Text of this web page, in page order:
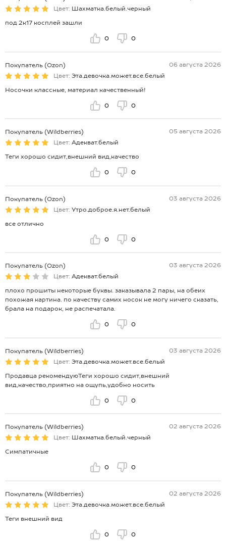
Цвет: Шахматка.белый.черный
под 2к17 косплей зашли
0 0
Покупатель (Ozon)
06 августа 2026
Цвет: Эта.девочка.может.все.белый
Носочки классные, материал качественный!
0 0
Покупатель (Wildberries)
05 августа 2026
Цвет: Адекват.белый
Теги хорошо сидит,внешний вид,качество
0 0
Покупатель (Ozon)
03 августа 2026
Цвет: Утро.доброе.я.нет.белый
все отлично
0 0
Покупатель (Ozon)
03 августа 2026
Цвет: Адекват.белый
плохо прошиты некоторые буквы. заказывала 2 пары, на обеих
похожая картина. по качеству самих носок не могу ничего сказать,
брала на подарок, не распечатала.
0 0
Покупатель (Wildberries)
03 августа 2026
Цвет: Эта.девочка.может.все.белый
Продавца рекомендуюТеги хорошо сидит,внешний
вид,качество,приятно на ощупь,удобно носить
0 0
Покупатель (Wildberries)
02 августа 2026
Цвет: Шахматка.белый.черный
Симпатичные
0 0
Покупатель (Wildberries)
02 августа 2026
Цвет: Эта.девочка.может.все.белый
Теги внешний вид
0 0